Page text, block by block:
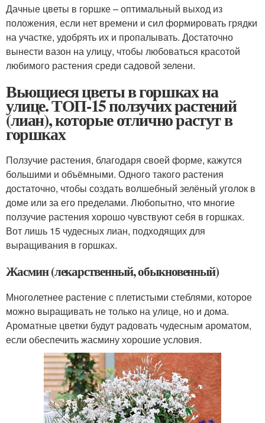
Дачные цветы в горшке – оптимальный выход из
положения, если нет времени и сил формировать грядки
на участке, удобрять их и пропалывать. Достаточно
вынести вазон на улицу, чтобы любоваться красотой
любимого растения среди садовой зелени.
Вьющиеся цветы в горшках на
улице. ТОП-15 ползучих растений
(лиан), которые отлично растут в
горшках
Ползучие растения, благодаря своей форме, кажутся
большими и объёмными. Одного такого растения
достаточно, чтобы создать волшебный зелёный уголок в
доме или за его пределами. Любопытно, что многие
ползучие растения хорошо чувствуют себя в горшках.
Вот лишь 15 чудесных лиан, подходящих для
выращивания в горшках.
Жасмин (лекарственный, обыкновенный)
Многолетнее растение с плетистыми стеблями, которое
можно выращивать не только на улице, но и дома.
Ароматные цветки будут радовать чудесным ароматом,
если обеспечить жасмину хорошие условия.